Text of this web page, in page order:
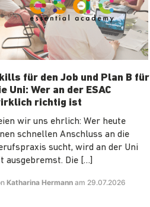
für den Job und Plan B für
Uni: Wer an der ESAC
richtig ist
wir uns ehrlich: Wer heute
schnellen Anschluss an die
sucht, wird an der Uni
ausgebremst. Die […]
Katharina Hermannam 29.07.2026